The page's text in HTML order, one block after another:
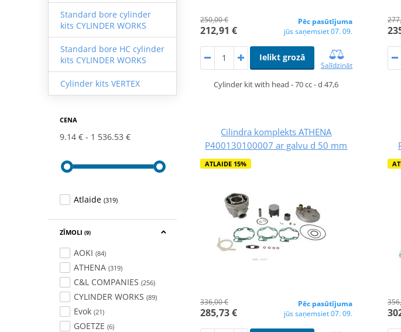
Standard bore cylinder
kits CYLINDER WORKS
Standard bore HC cylinder
kits CYLINDER WORKS
Cylinder kits VERTEX
CENA
9.14 € 1 536.53 €
Atlaide (319)
ZĪMOLI (9)
AOKI (84)
ATHENA (319)
C&L COMPANIES (256)
CYLINDER WORKS (89)
Evok (21)
GOETZE (6)
250,00 €
212,91 €
Pēc pasūtījuma
jūs saņemsiet 07. 09.
Ielikt grozā
Salīdzināt
Cylinder kit with head - 70 cc - d 47,6
Cilindra komplekts ATHENA
P400130100007 ar galvu d 50 mm
ATLAIDE 15%
336,00 €
285,73 €
Pēc pasūtījuma
jūs saņemsiet 07. 09.